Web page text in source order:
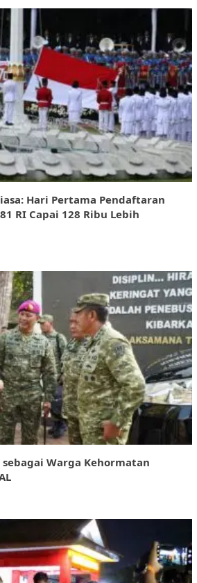
Hari Pertama Pendaftaran
RI Capai 128 Ribu Lebih
Warga Kehormatan